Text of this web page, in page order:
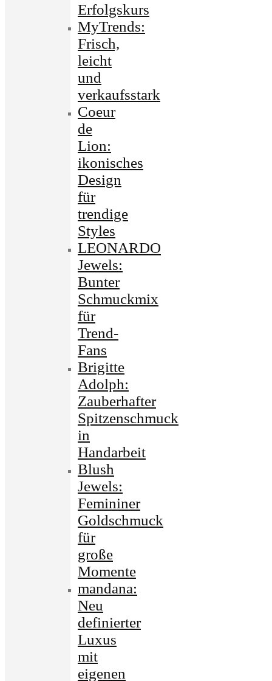
Erfolgskurs
MyTrends:
Frisch,
leicht
und
verkaufsstark
Coeur
de
Lion:
ikonisches
Design
für
trendige
Styles
LEONARDO
Jewels:
Bunter
Schmuckmix
für
Trend-
Fans
Brigitte
Adolph:
Zauberhafter
Spitzenschmuck
in
Handarbeit
Blush
Jewels:
Femininer
Goldschmuck
für
große
Momente
mandana:
Neu
definierter
Luxus
mit
eigenen